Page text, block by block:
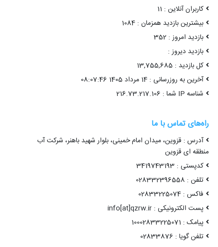
کاربران آنلاین : 11
بیشترین بازدید همزمان : 1084
بازدید امروز : 352
بازدید دیروز :
کل بازدید : 13,755,685
آخرین به روزرسانی : 14 مرداد 1405 08:07:46
شناسه IP شما : 216.73.217.106
راه‌های تماس با ما
آدرس : قزوین، میدان امام خمینی، بلوار شهید باهنر، شرکت آب
منطقه ای قزوین
کدپستی : 3419743193
تلفن : 028332396558
فاکس : 02833225074
پست الکترونیکی : info[at]qzrw.ir
پیامک : 10002833225071
تلفن گویا : 02833876